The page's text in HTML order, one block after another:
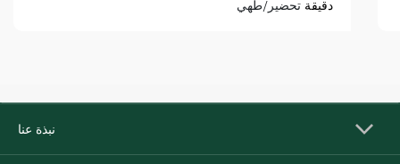
دقيقة تحضير/طهي
نبذة عنا